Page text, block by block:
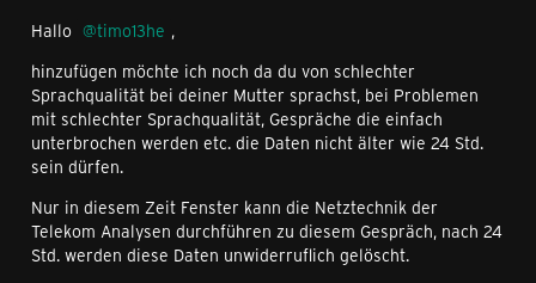
Hallo timo13he ,
hinzufügen möchte ich noch da du von schlechter
Sprachqualität bei deiner Mutter sprachst, bei Problemen
mit schlechter Sprachqualität, Gespräche die einfach
unterbrochen werden etc. die Daten nicht älter wie 24 Std.
sein dürfen.
Nur in diesem Zeit Fenster kann die Netztechnik der
Telekom Analysen durchführen zu diesem Gespräch, nach 24
Std. werden diese Daten unwiderruflich gelöscht.